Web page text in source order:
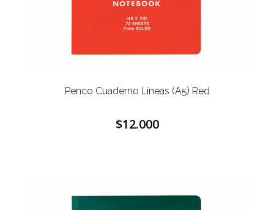
Penco Cuaderno Líneas (A5) Red
$12.000